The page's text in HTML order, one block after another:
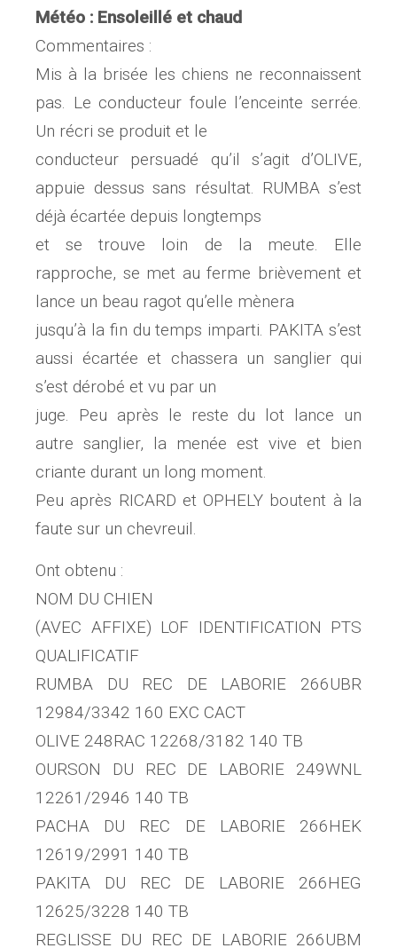
Météo : Ensoleillé et chaud
Commentaires :
Mis à la brisée les chiens ne reconnaissent
pas. Le conducteur foule l’enceinte serrée.
Un récri se produit et le
conducteur persuadé qu’il s’agit d’OLIVE,
appuie dessus sans résultat. RUMBA s’est
déjà écartée depuis longtemps
et se trouve loin de la meute. Elle
rapproche, se met au ferme brièvement et
lance un beau ragot qu’elle mènera
jusqu’à la fin du temps imparti. PAKITA s’est
aussi écartée et chassera un sanglier qui
s’est dérobé et vu par un
juge. Peu après le reste du lot lance un
autre sanglier, la menée est vive et bien
criante durant un long moment.
Peu après RICARD et OPHELY boutent à la
faute sur un chevreuil.
Ont obtenu :
NOM DU CHIEN
(AVEC AFFIXE) LOF IDENTIFICATION PTS
QUALIFICATIF
RUMBA DU REC DE LABORIE 266UBR
12984/3342 160 EXC CACT
OLIVE 248RAC 12268/3182 140 TB
OURSON DU REC DE LABORIE 249WNL
12261/2946 140 TB
PACHA DU REC DE LABORIE 266HEK
12619/2991 140 TB
PAKITA DU REC DE LABORIE 266HEG
12625/3228 140 TB
REGLISSE DU REC DE LABORIE 266UBM